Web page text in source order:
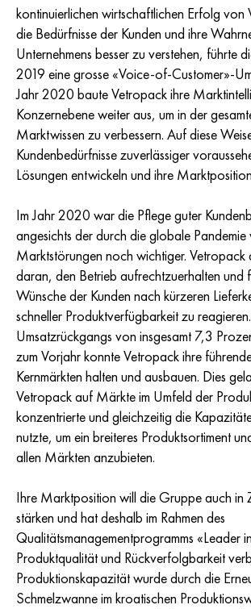
kontinuierlichen wirtschaftlichen Erfolg von
die Bedürfnisse der Kunden und ihre
Unternehmens besser zu verstehen, führte
2019 eine grosse «Voice-of-Customer»-
Jahr 2020 baute Vetropack ihre
Konzernebene weiter aus, um in der
Marktwissen zu verbessern. Auf diese
Kundenbedürfnisse zuverlässiger
Lösungen entwickeln und ihre
Im Jahr 2020 war die Pflege guter
angesichts der durch die globale Pandemie
Marktstörungen noch wichtiger. Vetropack
daran, den Betrieb aufrechtzuerhalten und
Wünsche der Kunden nach kürzeren
schneller Produktverfügbarkeit zu
Umsatzrückgangs von insgesamt 7,3
zum Vorjahr konnte Vetropack ihre
Kernmärkten halten und ausbauen. Dies
Vetropack auf Märkte im Umfeld der
konzentrierte und gleichzeitig die
nutzte, um ein breiteres Produktsortiment
allen Märkten anzubieten.
Ihre Marktposition will die Gruppe auch in
stärken und hat deshalb im Rahmen des
Qualitätsmanagementprogramms «Leader
Produktqualität und Rückverfolgbarkeit
Produktionskapazität wurde durch die
Schmelzwanne im kroatischen